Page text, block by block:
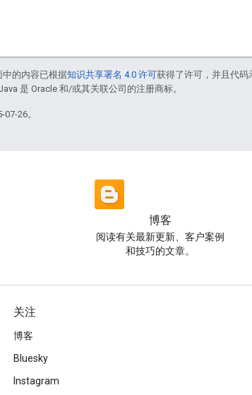
的内容已根据知识共享署名 4.0 许可获得了许可，并且代码
是 Oracle 和/或其关联公司的注册商标。
26。
博客
阅读有关最新更新、客户案例
和技巧的文章。
关注
博客
Bluesky
Instagram